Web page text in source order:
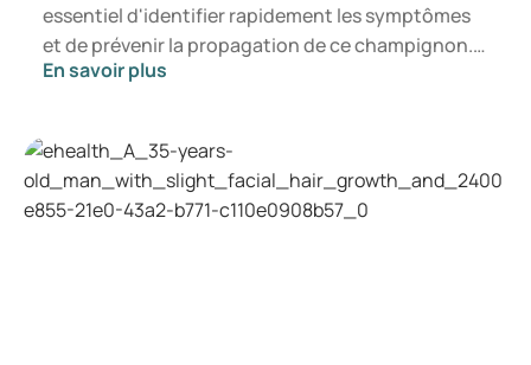
essentiel d'identifier rapidement les symptômes
et de prévenir la propagation de ce champignon.
Dans cet article, vous apprendrez ce qu'est le
développer. Vous serez ainsi en mesure de
déterminer à quel moment il est opportun de
consulter un professionnel de santé.
En savoir plus